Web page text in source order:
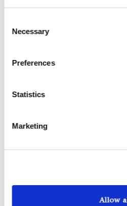
Selection
Necessary
Preferences
Statistics
Marketing
Allow
Un Tramonto
mentre il sole inizia la sua